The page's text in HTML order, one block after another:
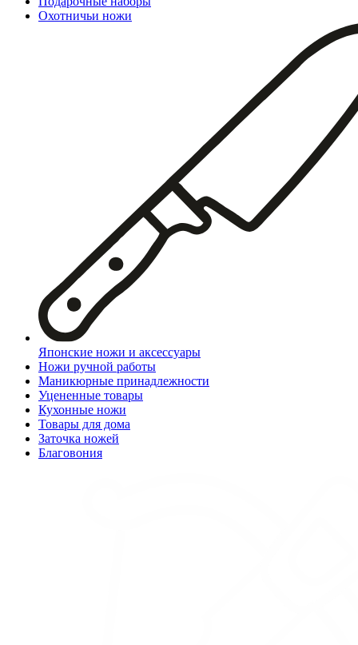
Охотничьи ножи
Японские ножи и аксессуары
Ножи ручной работы
Маникюрные принадлежности
Уцененные товары
Кухонные ножи
Товары для дома
Заточка ножей
Благовония